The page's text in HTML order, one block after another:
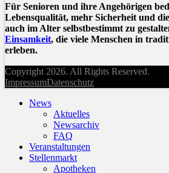
Für Senioren und ihre Angehörigen
Lebensqualität, mehr Sicherheit und
auch im Alter selbstbestimmt zu
Einsamkeit, die viele Menschen in
erleben.
Copyright 2026. All Rights Reserved.
ImpressumDatenschutz
News
Aktuelles
Newsarchiv
FAQ
Veranstaltungen
Stellenmarkt
Apotheken